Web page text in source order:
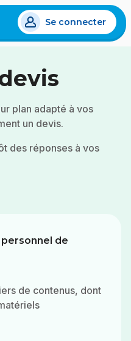
Se connecter
plan adapté à vos
un devis.
des réponses à vos
de
de contenus, dont